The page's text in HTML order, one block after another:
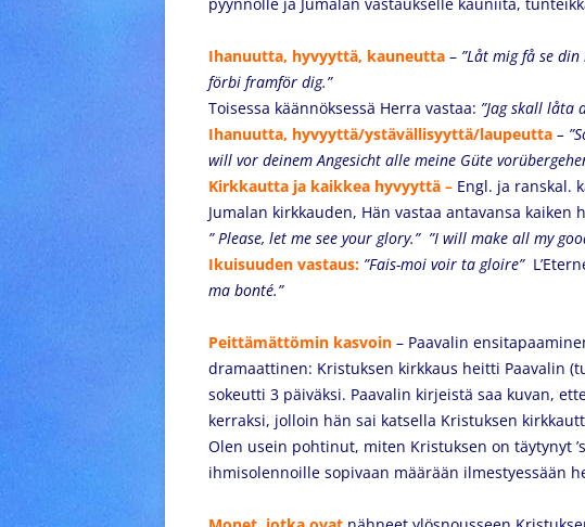
Ihanuutta, hyvyyttä, kauneutta – ”Låt mig få se
förbi framför dig.”
Toisessa käännöksessä Herra vastaa: ”Jag skall låta
Ihanuutta, hyvyyttä/ystävällisyyttä/laupeutta –
will vor deinem Angesicht alle meine Güte
Kirkkautta ja kaikkea hyvyyttä – Engl. ja ranskal.
Jumalan kirkkauden, Hän vastaa antavansa kaiken
” Please, let me see your glory.” ”I will make all my
Ikuisuuden vastaus: ”Fais-moi voir ta gloire”
ma bonté.”
Peittämättömin kasvoin – Paavalin
dramaattinen: Kristuksen kirkkaus heitti Paavalin
sokeutti 3 päiväksi. Paavalin kirjeistä saa kuvan,
kerraksi, jolloin hän sai katsella Kristuksen
Olen usein pohtinut, miten Kristuksen on täytynyt
ihmisolennoille sopivaan määrään ilmestyessään